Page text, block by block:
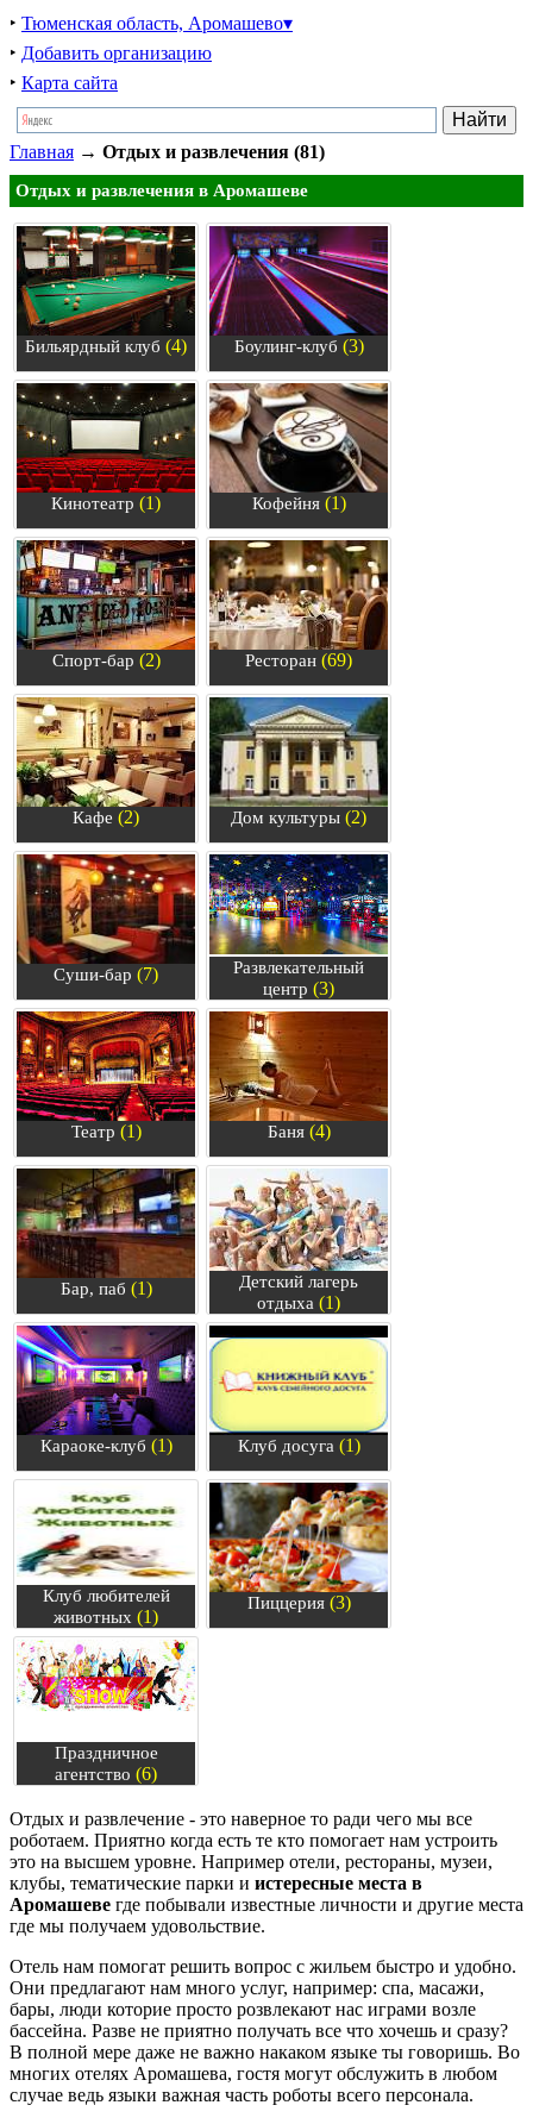
‣ Тюменская область, Аромашево▾
‣ Добавить организацию
‣ Карта сайта
Главная → Отдых и развлечения (81)
Отдых и развлечения в Аромашеве
Бильярдный клуб (4) Боулинг-клуб (3)
Кинотеатр (1) Кофейня(1)
Спорт-бар (2) Ресторан (69)
Кафе (2) Дом культуры (2)
Суши-бар (7)
Развлекательный
центр (3)
Театр (1) Баня(4)
Бар, паб (1)
Детский лагерь
отдыха (1)
Караоке-клуб (1) Клуб досуга (1)
Клуб любителей
животных (1)
Пиццерия(3)
Праздничное
агентство (6)
Отдых и развлечение - это наверное то ради чего мы все
роботаем. Приятно когда есть те кто помогает нам устроить
это на высшем уровне. Например отели, рестораны, музеи,
клубы, тематические парки и истересные места в
Аромашеве где побывали известные личности и другие места
где мы получаем удовольствие.
Отель нам помогат решить вопрос с жильем быстро и удобно.
Они предлагают нам много услуг, например: спа, масажи,
бары, люди которие просто розвлекают нас играми возле
бассейна. Разве не приятно получать все что хочешь и сразу?
В полной мере даже не важно накаком языке ты говоришь. Во
многих отелях Аромашева, гостя могут обслужить в любом
случае ведь языки важная часть роботы всего персонала.